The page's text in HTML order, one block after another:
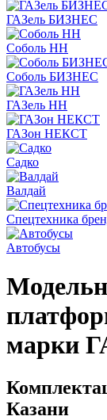
ГАЗель БИЗНЕС
Соболь НН
Соболь БИЗНЕС
ГАЗель НН
ГАЗон НЕКСТ
Садко
Валдай
Спецтехника
Автобусы
марки
Казани